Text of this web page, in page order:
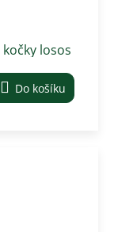
losos
Do košíku